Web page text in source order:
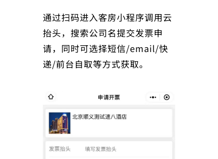
通过扫码进入客房小程序调用云
抬头，搜索公司名提交发票申
请，同时可选择短信/email/快
递/前台自取等方式获取。